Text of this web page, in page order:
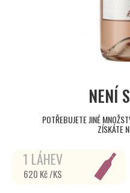
NENÍ
POTŘEBUJETE JINÉ
ZÍSKÁTE
1 LÁHEV
620 Kč /KS